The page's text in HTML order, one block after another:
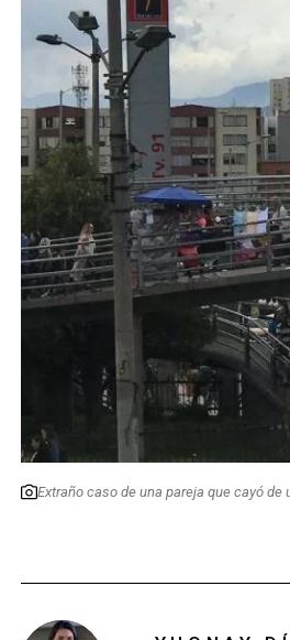
Extraño caso de una pareja que cayó de